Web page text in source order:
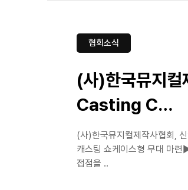
협회소식
(사)한국뮤지
Casting C…
(사)한국뮤지컬제작사협회,
캐스팅 쇼케이스형 무대 마
접점을 ..